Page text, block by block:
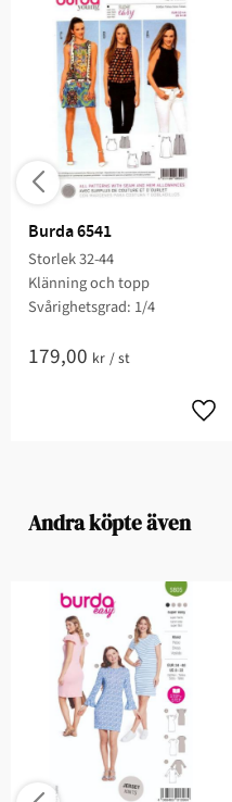
Burda 6541
Storlek 32-44
Klänning och topp
Svårighetsgrad: 1/4​
179,00 kr /st
Andra köpte även